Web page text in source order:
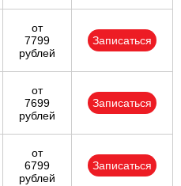
от
7799
рублей
Записаться
от
7699
рублей
Записаться
от
6799
рублей
Записаться